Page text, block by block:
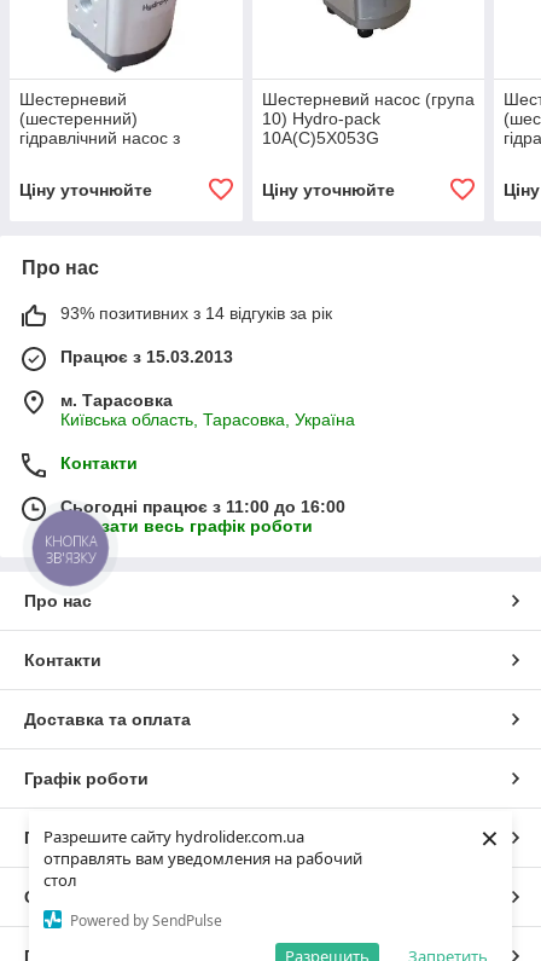
Разрешите сайту hydrolider.com.ua
отправлять вам уведомления на рабочий
стол
Powered by SendPulse
Запретить
Разрешить
×
Шестерневий
(шестеренний)
гідравлічний насос з
Ціну уточнюйте
Шестерневий насос (група
10) Hydro-pack
10A(C)5X053G
Ціну уточнюйте
Про нас
93% позитивних з 14 відгуків за рік
Працює з 15.03.2013
м. Тарасовка
Київська область, Тарасовка, Україна
Контакти
Сьогодні працює з 11:00 до 16:00
Показати весь графік роботи
Про нас
Контакти
Доставка та оплата
Графік роботи
Повна версія сайту
Сайт створено на маркетплейсі
Політика конфіденційності
КНОПКА
ЗВ'ЯЗКУ